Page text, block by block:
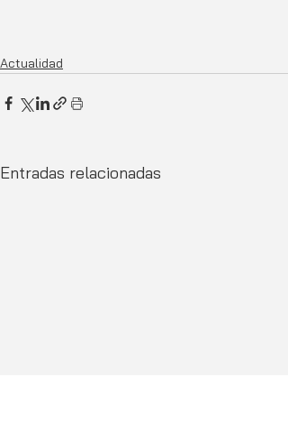
Actualidad
Entradas relacionadas